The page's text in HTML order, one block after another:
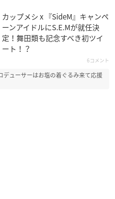
カップメシ x 『SideM』キャンペ
ーンアイドルにS.E.Mが就任決
定！舞田類も記念すべき初ツイ
ート！？
6コメント
デューサーはお塩の着ぐるみ来て応援